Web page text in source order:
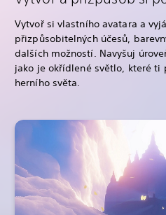
Vytvoř si vlastního avatara a
přizpůsobitelných účesů,
dalších možností. Navyšuj
jako je okřídlené světlo, které ti
herního světa.